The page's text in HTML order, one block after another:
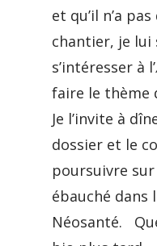
et qu’il n’a
chantier, je lui
s’intéresser à l’
faire le thème
Je l’invite à
dossier et le
poursuivre sur
ébauché dans
Néosanté.